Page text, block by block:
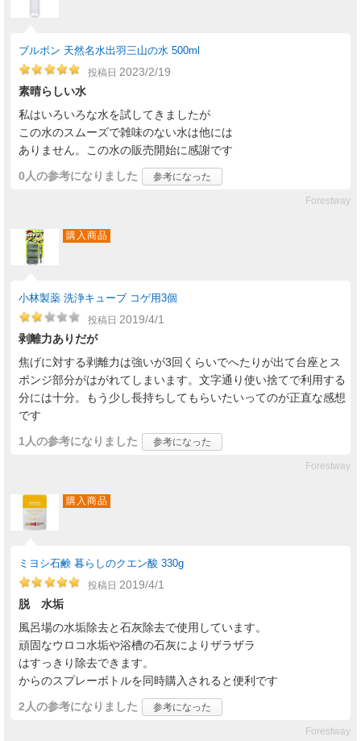
ブルボン 天然名水出羽三山の水 500ml
投稿日 2023/2/19
素晴らしい水
私はいろいろな水を試してきましたが
この水のスムーズで雑味のない水は他には
ありません。この水の販売開始に感謝です
0人の参考になりました 参考になった
Forestway
購入商品
小林製薬 洗浄キューブ コゲ用3個
投稿日 2019/4/1
剥離力ありだが
焦げに対する剥離力は強いが3回くらいでへたりが出て台座とス
ポンジ部分がはがれてしまいます。文字通り使い捨てで利用する
分には十分。もう少し長持ちしてもらいたいってのが正直な感想
です
1人の参考になりました 参考になった
Forestway
購入商品
ミヨシ石鹸 暮らしのクエン酸 330g
投稿日 2019/4/1
脱 水垢
風呂場の水垢除去と石灰除去で使用しています。
頑固なウロコ水垢や浴槽の石灰によりザラザラ
はすっきり除去できます。
からのスプレーボトルを同時購入されると便利です
2人の参考になりました 参考になった
Forestway